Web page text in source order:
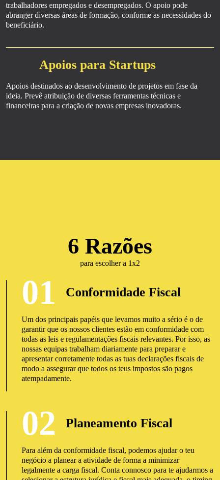
trabalhadores empregados e desempregados. O apoio pode
abranger diversas áreas de formação, conforme as necessidades do
beneficiário.
Apoios para Startups
Apoios destinados ao desenvolvimento de projetos em fase da
ideia. Prevê atribuição de diversas ferramentas técnicas e
financeiras para a criação de novas empresas inovadoras.
6 Razões
para escolher a 1x2
01 Conformidade Fiscal
Um dos principais papéis que levamos muito a sério é o de
garantir que os nossos clientes estão em conformidade com
todas as leis e regulamentações fiscais relevantes. Por isso, as
nossas equipas trabalham diariamente para preparar e
apresentar corretamente todas as tuas declarações fiscais de
modo a assegurar que todos os teus impostos são pagos
atempadamente.
02 Planeamento Fiscal
Para além da conformidade fiscal, podemos ajudar o teu
negócio a planear a atividade de forma a minimizar
legalmente a carga fiscal. Conta connosco para te ajudarmos a